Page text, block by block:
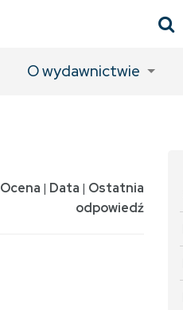
O wydawnictwie
Ocena | Data | Ostatnia
odpowiedź